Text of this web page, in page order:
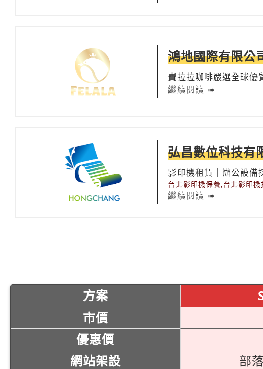
鴻地國際有限公
費拉拉咖啡嚴選全球優
啡的講究與堅持。
繼續閱讀
弘昌數位科技有
影印機租賃｜辦公設備
台北影印機保養,台北影印
繼續閱讀
方案
市價
優惠價
網站架設
部